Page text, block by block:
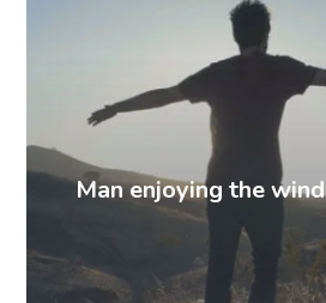
Man enjoying the wind